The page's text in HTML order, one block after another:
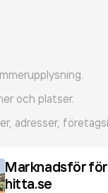
och platser.
adresser,
Marknadsför
hitta.se